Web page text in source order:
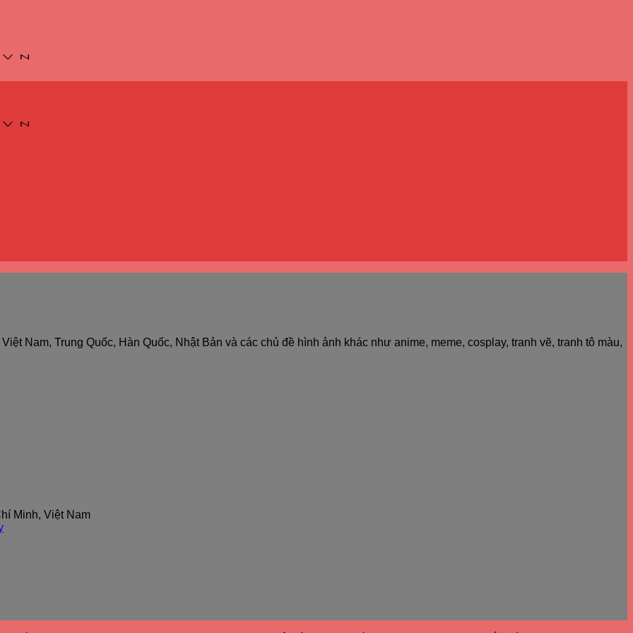
Nam, Trung Quốc, Hàn Quốc, Nhật Bản và các chủ đề hình ảnh khác như anime, meme, cosplay, tranh vẽ, tranh tô màu,
Minh, Việt Nam